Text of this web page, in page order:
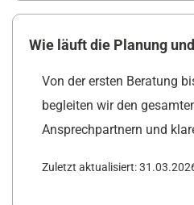
Wie läuft die Planung
Von der ersten Beratung
begleiten wir den
Ansprechpartnern und
Zuletzt aktualisiert: